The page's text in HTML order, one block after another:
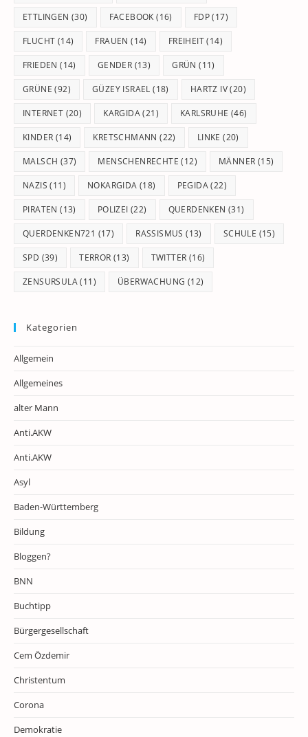
ETTLINGEN (30) FACEBOOK (16) FDP(17)
FLUCHT (14) FRAUEN (14) FREIHEIT(14)
FRIEDEN (14) GENDER (13) GRÜN (11)
GRÜNE (92) GÜZEY ISRAEL (18) HARTZ IV(20)
INTERNET (20) KARGIDA(21) KARLSRUHE (46)
KINDER (14) KRETSCHMANN (22) LINKE (20)
MALSCH (37) MENSCHENRECHTE (12) MÄNNER (15)
NAZIS (11) NOKARGIDA (18) PEGIDA(22)
PIRATEN (13) POLIZEI (22) QUERDENKEN (31)
QUERDENKEN721 (17) RASSISMUS (13) SCHULE (15)
SPD (39) TERROR (13) TWITTER (16)
ZENSURSULA(11) ÜBERWACHUNG (12)
Kategorien
Allgemein
Allgemeines
alter Mann
Anti.AKW
Anti.AKW
Asyl
Baden-Württemberg
Bildung
Bloggen?
BNN
Buchtipp
Bürgergesellschaft
Cem Özdemir
Christentum
Corona
Demokratie